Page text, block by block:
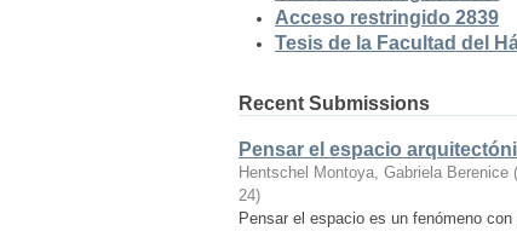
Acceso restringido 2839
Tesis de la Facultad del
Recent Submissions
Pensar el espacio
Hentschel Montoya, Gabriela Berenice (
24)
Pensar el espacio es un fenómeno